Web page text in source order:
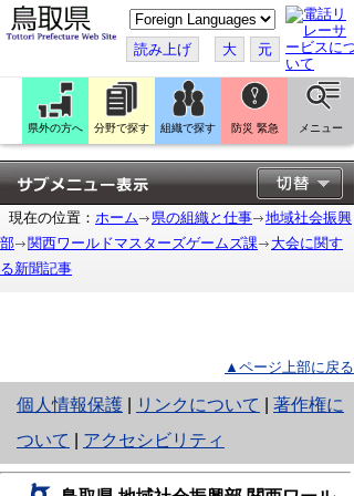
こ
の
ペ
ー
ジ
翻
訳
す
る
読み上げ 大 元
県外の方へ 分野で探す 組織で探す 防災 緊急 メニュー
現在の位置： ホーム 県の組織と仕事
地域社会振興
部
関西ワールドマスターズゲームズ課
大会に関す
る新聞記事
▲ページ上部に戻る
個人情報保護
と
り
ネ
リンクについて
著作権に
ついて
アクセシビリティ